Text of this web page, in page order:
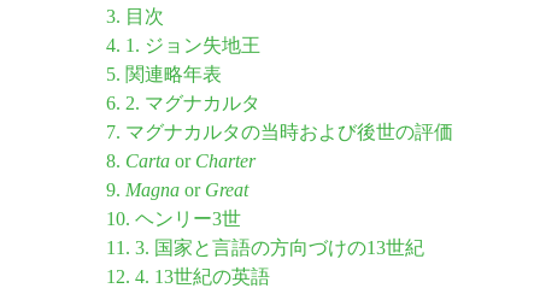
3. 目次
4. 1. ジョン失地王
5. 関連略年表
6. 2. マグナカルタ
7. マグナカルタの当時および後世の評価
8. Carta or Charter
9. Magna or Great
10. ヘンリー3世
11. 3. 国家と言語の方向づけの13世紀
12. 4. 13世紀の英語